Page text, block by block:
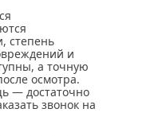
степень
и
а точную
осмотра.
— достаточно
звонок на